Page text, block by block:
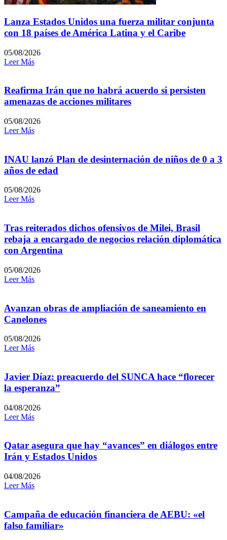
Lanza Estados Unidos una fuerza militar conjunta
con 18 países de América Latina y el Caribe
05/08/2026
Leer Más
Reafirma Irán que no habrá acuerdo si persisten
amenazas de acciones militares
05/08/2026
Leer Más
INAU lanzó Plan de desinternación de niños de 0 a 3
años de edad
05/08/2026
Leer Más
Tras reiterados dichos ofensivos de Milei, Brasil
rebaja a encargado de negocios relación diplomática
con Argentina
05/08/2026
Leer Más
Avanzan obras de ampliación de saneamiento en
Canelones
05/08/2026
Leer Más
Javier Díaz: preacuerdo del SUNCA hace “florecer
la esperanza”
04/08/2026
Leer Más
Qatar asegura que hay “avances” en diálogos entre
Irán y Estados Unidos
04/08/2026
Leer Más
Campaña de educación financiera de AEBU: «el
falso familiar»